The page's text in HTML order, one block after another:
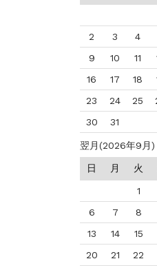
2
3 4
9
10 11
16
17 18
23
24 25
30
31
翌月(2026年9月)
日 月 火
1
6
7 8
13
14 15
20
21 22